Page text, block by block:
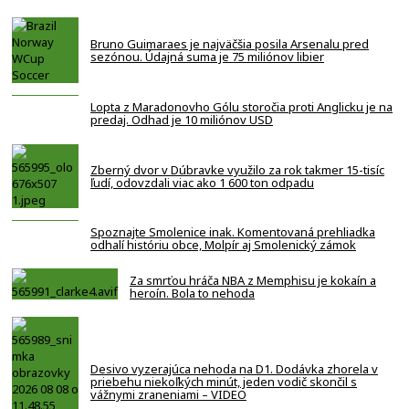
Bruno Guimaraes je najväčšia posila Arsenalu pred
sezónou. Údajná suma je 75 miliónov libier
Lopta z Maradonovho Gólu storočia proti Anglicku je na
predaj. Odhad je 10 miliónov USD
Zberný dvor v Dúbravke využilo za rok takmer 15-tisíc
ľudí, odovzdali viac ako 1 600 ton odpadu
Spoznajte Smolenice inak. Komentovaná prehliadka
odhalí históriu obce, Molpír aj Smolenický zámok
Za smrťou hráča NBA z Memphisu je kokaín a
heroín. Bola to nehoda
Desivo vyzerajúca nehoda na D1. Dodávka zhorela v
priebehu niekoľkých minút, jeden vodič skončil s
vážnymi zraneniami – VIDEO